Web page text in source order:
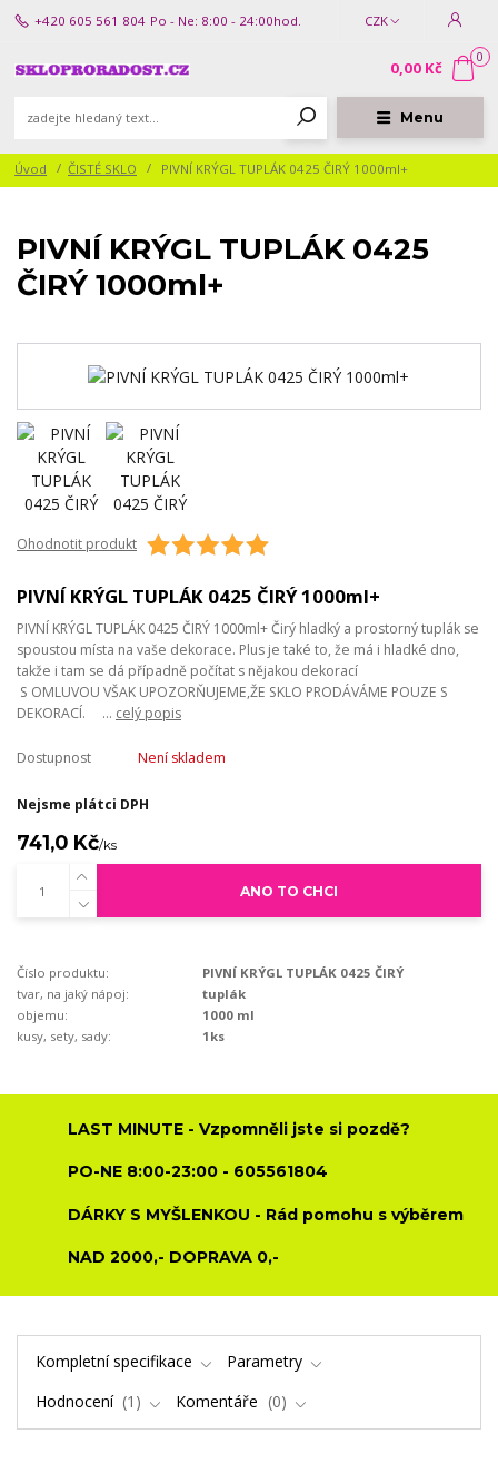
Menu
CZK
+420 605 561 804 Po - Ne: 8:00 - 24:00hod.
0
0,00 Kč
Úvod ČISTÉ SKLO PIVNÍ KRÝGL TUPLÁK 0425 ČIRÝ 1000ml+
PIVNÍ KRÝGL TUPLÁK 0425
ČIRÝ 1000ml+
Ohodnotit produkt
PIVNÍ KRÝGL TUPLÁK 0425 ČIRÝ 1000ml+
PIVNÍ KRÝGL TUPLÁK 0425 ČIRÝ 1000ml+ Čirý hladký a prostorný tuplák se
spoustou místa na vaše dekorace. Plus je také to, že má i hladké dno,
takže i tam se dá případně počítat s nějakou dekorací
S OMLUVOU VŠAK UPOZORŇUJEME,ŽE SKLO PRODÁVÁME POUZE S
DEKORACÍ. ... celý popis
Dostupnost Není skladem
Nejsme plátci DPH
741,0 Kč/ks
ANO TO CHCI
Číslo produktu:
PIVNÍ KRÝGL TUPLÁK 0425 ČIRÝ
tvar, na jaký nápoj:
tuplák
objemu:
1000 ml
kusy, sety, sady:
1ks
LAST MINUTE - Vzpomněli jste si pozdě?
PO-NE 8:00-23:00 - 605561804
DÁRKY S MYŠLENKOU - Rád pomohu s výběrem
NAD 2000,- DOPRAVA 0,-
Kompletní specifikace
Parametry
Hodnocení
1 Komentáře 0